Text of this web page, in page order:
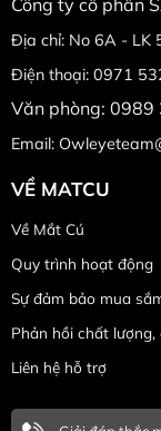
Địa chỉ: No 6A - LK
Điện thoại: 0971
Văn phòng: 0989
Email:
VỀ MATCU
Về Mắt Cú
Quy trình hoạt động
Sự đảm bảo mua
Phản hồi chất lượng,
Liên hệ hỗ trợ